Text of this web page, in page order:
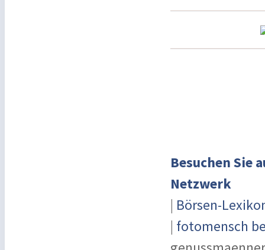
Besuchen Sie
Netzwerk
| Börsen-
| fotomensch